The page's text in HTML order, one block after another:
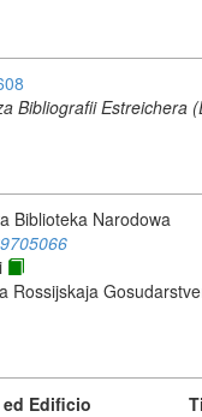
Bibliografii Estreichera
Biblioteka Narodowa
Rossijskaja
Edificio